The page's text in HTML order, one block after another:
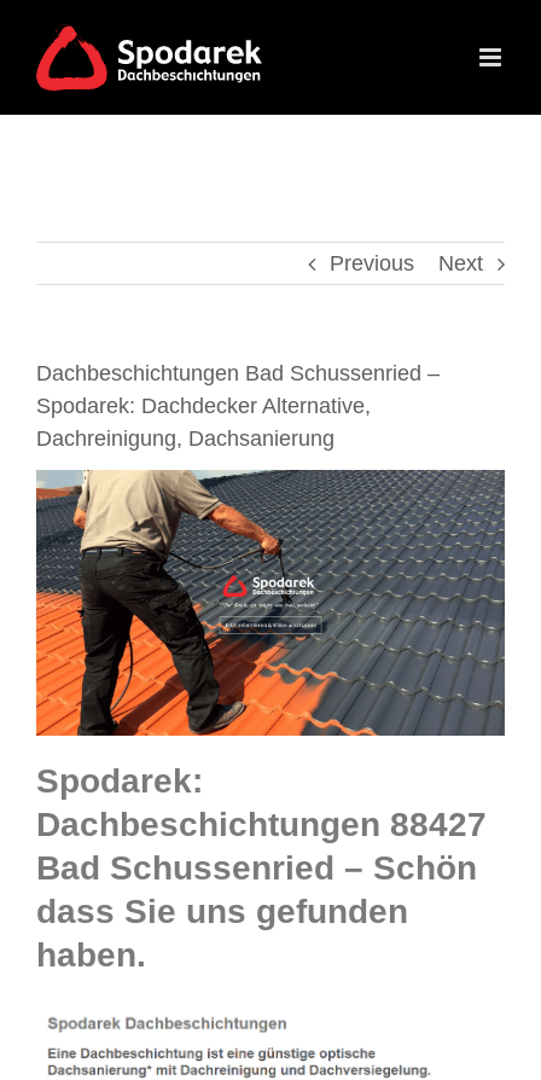
content
Previous Next
Dachbeschichtungen Bad Schussenried –
Spodarek: Dachdecker Alternative,
Dachreinigung, Dachsanierung
Spodarek:
Dachbeschichtungen 88427
Bad Schussenried – Schön
dass Sie uns gefunden
haben.